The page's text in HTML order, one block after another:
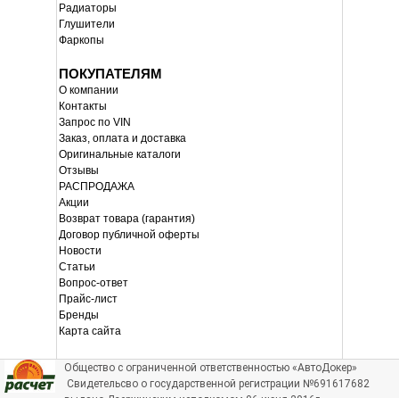
Радиаторы
Глушители
Фаркопы
ПОКУПАТЕЛЯМ
О компании
Контакты
Запрос по VIN
Заказ, оплата и доставка
Оригинальные каталоги
Отзывы
РАСПРОДАЖА
Акции
Возврат товара (гарантия)
Договор публичной оферты
Новости
Статьи
Вопрос-ответ
Прайс-лист
Бренды
Карта сайта
Общество с ограниченной ответственностью «АвтоДокер»
Свидетельсво о государственной регистрации №691617682